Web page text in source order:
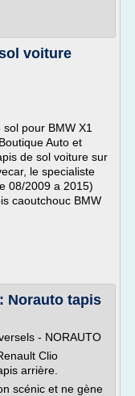
voiture
pour BMW X1
Auto et
de sol voiture sur
le specialiste
08/2009 a 2015)
caoutchouc BMW
Norauto tapis
- NORAUTO
Clio
arrière.
scénic et ne gène